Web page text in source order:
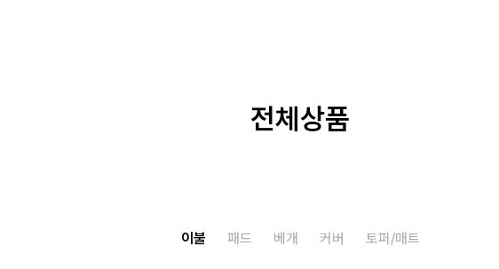
전체상품
이불 패드 베개 커버 토퍼/매트